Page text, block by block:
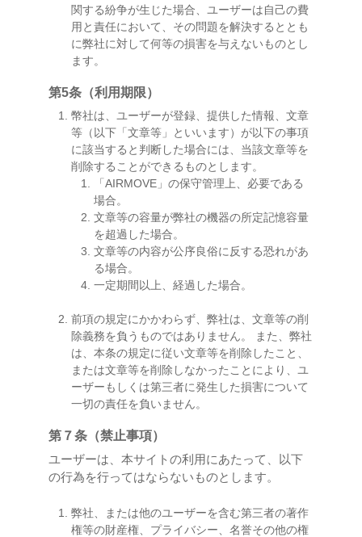
関する紛争が生じた場合、ユーザーは自己の費
用と責任において、その問題を解決するととも
に弊社に対して何等の損害を与えないものとし
ます。
第5条（利用期限）
幣社は、ユーザーが登録、提供した情報、文章
等（以下「文章等」といいます）が以下の事項
に該当すると判断した場合には、当該文章等を
削除することができるものとします。
「AIRMOVE」の保守管理上、必要である
場合。
文章等の容量が弊社の機器の所定記憶容量
を超過した場合。
文章等の内容が公序良俗に反する恐れがあ
る場合。
一定期間以上、経過した場合。
前項の規定にかかわらず、弊社は、文章等の削
除義務を負うものではありません。 また、弊社
は、本条の規定に従い文章等を削除したこと、
または文章等を削除しなかったことにより、ユ
ーザーもしくは第三者に発生した損害について
一切の責任を負いません。
第７条（禁止事項）
ユーザーは、本サイトの利用にあたって、以下
の行為を行ってはならないものとします。
弊社、または他のユーザーを含む第三者の著作
権等の財産権、プライバシー、名誉その他の権